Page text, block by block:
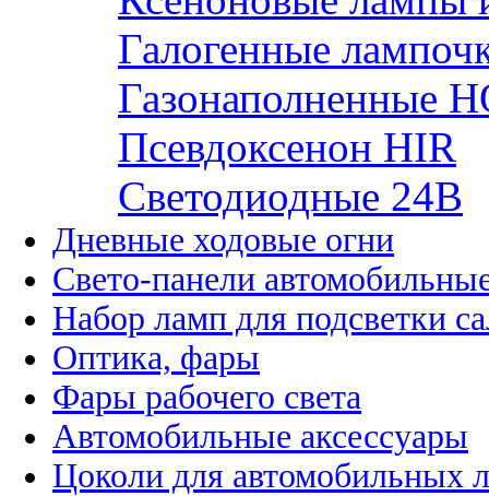
Галогенные
Газонаполненные
Псевдоксенон HIR
Cветодиодные 24B
Дневные ходовые огни
Свето-панели
Набор ламп для подсветки
Оптика, фары
Фары рабочего света
Автомобильные аксессуары
Цоколи для автомобильных